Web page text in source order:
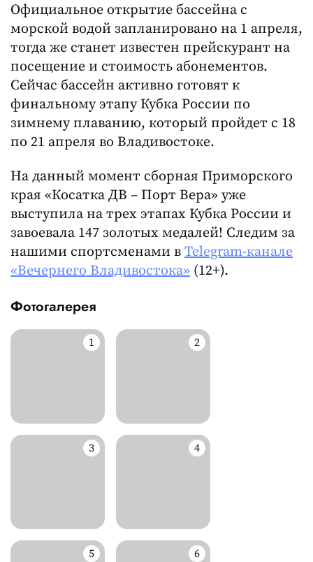
Официальное открытие бассейна с
морской водой запланировано на 1 апреля,
тогда же станет известен прейскурант на
посещение и стоимость абонементов.
Сейчас бассейн активно готовят к
финальному этапу Кубка России по
зимнему плаванию, который пройдет с 18
по 21 апреля во Владивостоке.
На данный момент сборная Приморского
края «Косатка ДВ – Порт Вера» уже
выступила на трех этапах Кубка России и
завоевала 147 золотых медалей! Следим за
нашими спортсменами в Telegram-канале
«Вечернего Владивостока» (12+).
Фотогалерея